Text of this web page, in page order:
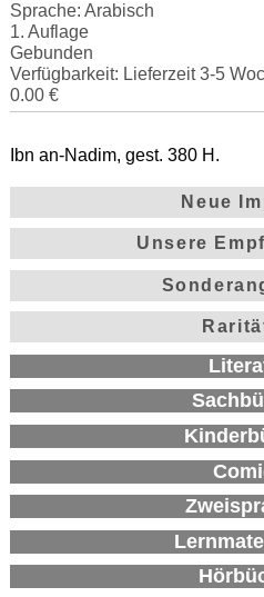
Sprache: Arabisch
1. Auflage
Gebunden
Verfügbarkeit: Lieferzeit 3-5
0.00 €
Ibn an-Nadim, gest. 380 H.
Neue
Unsere